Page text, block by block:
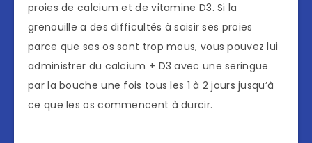
proies de calcium et de vitamine D3. Si la
grenouille a des difficultés à saisir ses proies
parce que ses os sont trop mous, vous pouvez lui
administrer du calcium + D3 avec une seringue
par la bouche une fois tous les 1 à 2 jours jusqu’à
ce que les os commencent à durcir.